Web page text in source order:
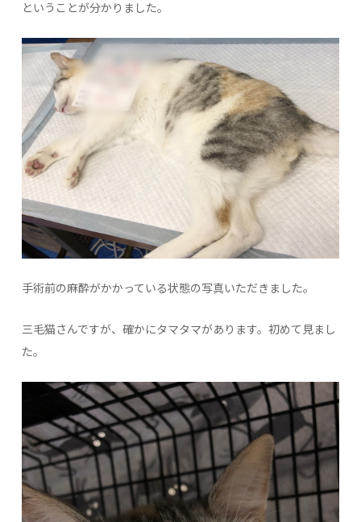
ということが分かりました。
手術前の麻酔がかかっている状態の写真いただきました。
三毛猫さんですが、確かにタマタマがあります。初めて見まし
た。